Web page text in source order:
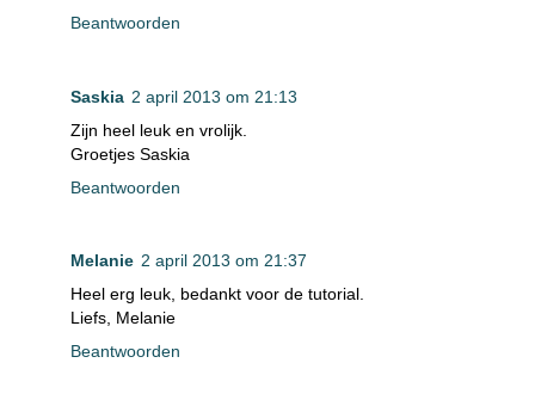
Beantwoorden
Saskia 2 april 2013 om 21:13
Zijn heel leuk en vrolijk.
Groetjes Saskia
Beantwoorden
Melanie 2 april 2013 om 21:37
Heel erg leuk, bedankt voor de tutorial.
Liefs, Melanie
Beantwoorden